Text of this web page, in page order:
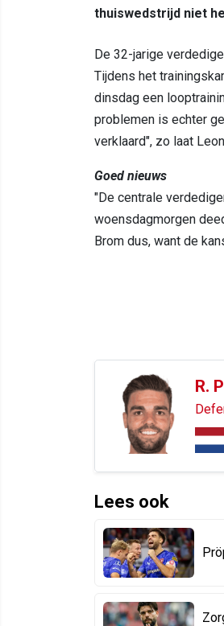
thuiswedstrijd niet
De 32-jarige
Tijdens het
dinsdag een
problemen is echter
verklaard", zo laat
Goed nieuws
"De centrale
woensdagmorgen
Brom dus, want de
R.
Lees ook